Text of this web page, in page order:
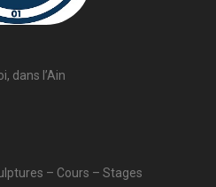
dans l’Ain
– Cours – Stages